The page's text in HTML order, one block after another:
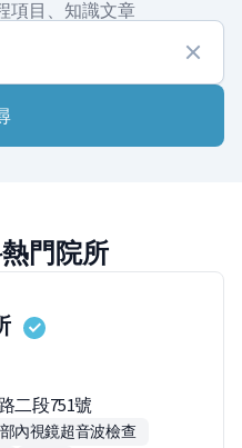
人員
項目、知識文章
門院所
二段751號
內視鏡超音波檢查